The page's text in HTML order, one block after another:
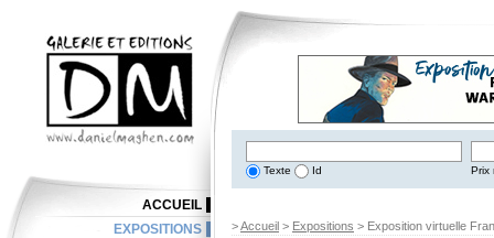
Texte Id Prix
>Accueil > Expositions > Exposition virtuelle
ACCUEIL
EXPOSITIONS